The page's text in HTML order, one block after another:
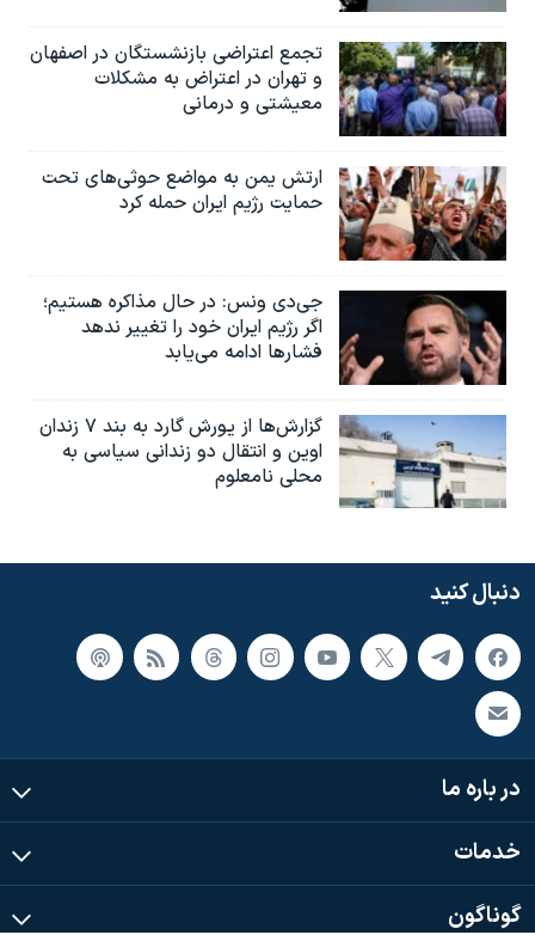
سفر پرزیدنت ترامپ به چین
تجمع اعتراضی بازنشستگان در اصفهان
و تهران در اعتراض به مشکلات
معیشتی و درمانی
ارتش یمن به مواضع حوثی‌های تحت
حمایت رژیم ایران حمله کرد
جی‌دی ونس: در حال مذاکره هستیم؛
اگر رژیم ایران خود را تغییر ندهد
فشارها ادامه می‌یابد
گزارش‌ها از یورش گارد به بند ۷ زندان
اوین و انتقال دو زندانی سیاسی به
محلی نامعلوم
دنبال کنید
در باره ما
خدمات
گوناگون